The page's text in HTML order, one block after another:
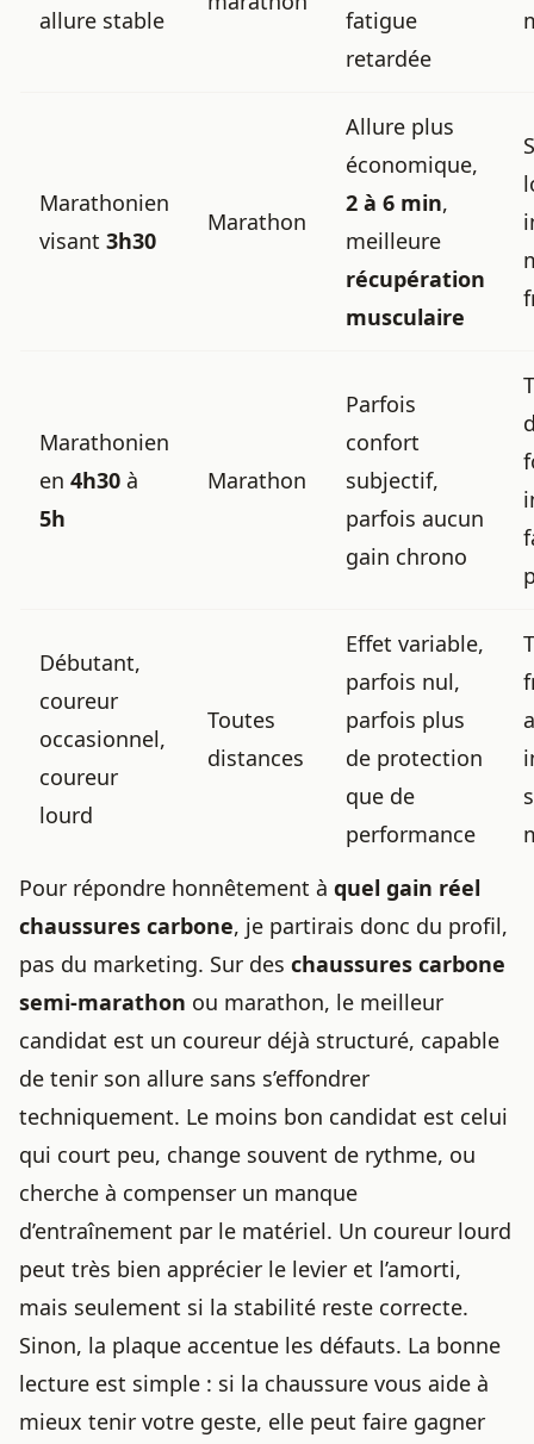
allure stable
fatigue
retardée
Marathonien
visant 3h30
Marathon
Allure plus
économique,
2 à 6 min,
meilleure
récupération
musculaire
Marathonien
en 4h30 à
5h
Marathon
Parfois
confort
subjectif,
parfois aucun
gain chrono
Débutant,
coureur
occasionnel,
coureur
lourd
Toutes
distances
Effet variable,
parfois nul,
parfois plus
de protection
que de
performance
Pour répondre honnêtement à quel gain réel
chaussures carbone, je partirais donc du profil,
pas du marketing. Sur des chaussures carbone
semi-marathon ou marathon, le meilleur
candidat est un coureur déjà structuré, capable
de tenir son allure sans s’effondrer
techniquement. Le moins bon candidat est celui
qui court peu, change souvent de rythme, ou
cherche à compenser un manque
d’entraînement par le matériel. Un coureur lourd
peut très bien apprécier le levier et l’amorti,
mais seulement si la stabilité reste correcte.
Sinon, la plaque accentue les défauts. La bonne
lecture est simple : si la chaussure vous aide à
mieux tenir votre geste, elle peut faire gagner